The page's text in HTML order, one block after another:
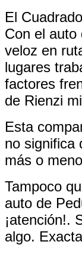
El
Con el auto
veloz en
lugares
factores
de Rienzi
Esta
no significa
más o
Tampoco
auto de
¡atención!.
algo.